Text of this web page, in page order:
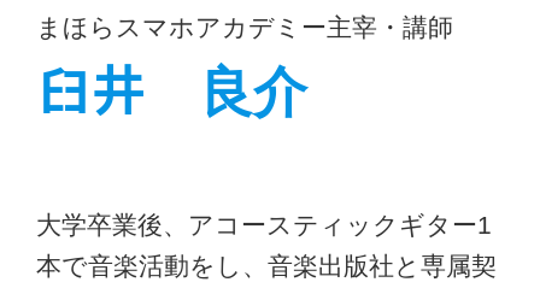
まほらスマホアカデミー主宰・講師
𦥑井 良介
大学卒業後、アコースティックギター1
本で音楽活動をし、音楽出版社と専属契